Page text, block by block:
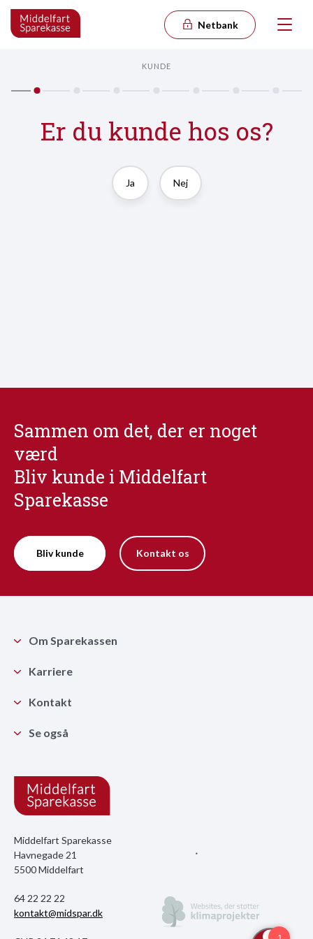
Netbank
KUNDE
Er du kunde hos os?
Ja Nej
Sammen om det, der er noget
værd
Bliv kunde i Middelfart
Sparekasse
Bliv kunde Kontakt os
Middelfart Sparekasse
Havnegade 21
5500 Middelfart
64 22 22 22
kontakt@midspar.dk
Om Sparekassen
Karriere
Kontakt
Se også